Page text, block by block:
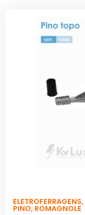
ELETROFERRAGENS,
PINO, ROMAGNOLE